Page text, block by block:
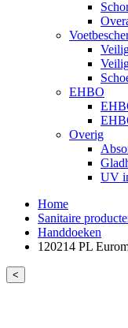
EHBO
Overig
UV
Home
Sanitaire
Handdoeken
120214 PL
<